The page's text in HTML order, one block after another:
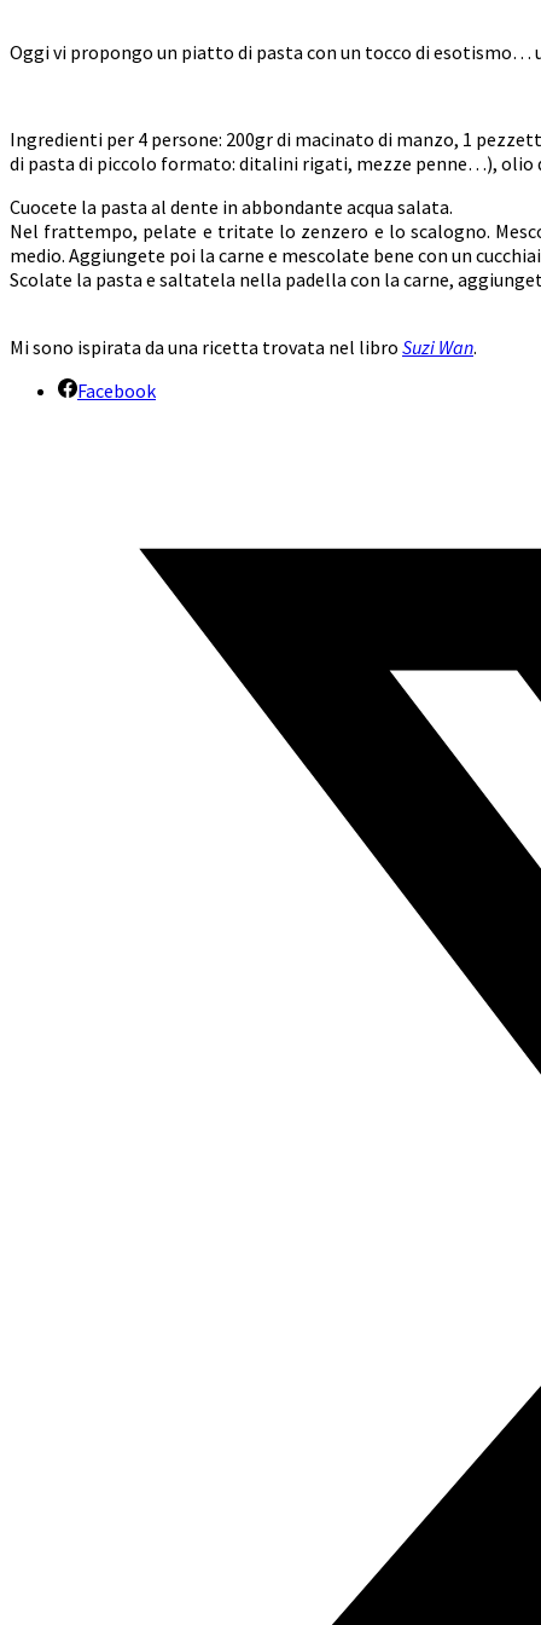
Oggi vi propongo un piatto di pasta con un tocco di
Ingredienti per 4 persone: 200gr di macinato di manzo, 1
di pasta di piccolo formato: ditalini rigati, mezze penne…), olio
Cuocete la pasta al dente in abbondante acqua salata.
Nel frattempo, pelate e tritate lo zenzero e lo scalogno.
medio. Aggiungete poi la carne e mescolate bene con un
Scolate la pasta e saltatela nella padella con la carne,
Mi sono ispirata da una ricetta trovata nel libro Suzi Wan.
Facebook